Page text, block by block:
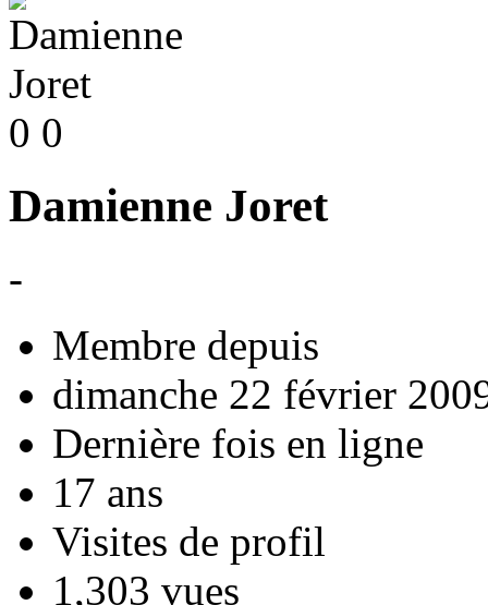
0 0
Damienne Joret
-
Membre depuis
dimanche 22 février
Dernière fois en ligne
17 ans
Visites de profil
1,303 vues